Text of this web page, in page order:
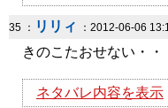
35 ： リリィ ：2012-06-06
きのこたおせない・・
ネタバレ内容を表示